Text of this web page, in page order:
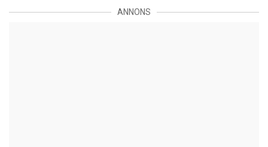
ANNONS